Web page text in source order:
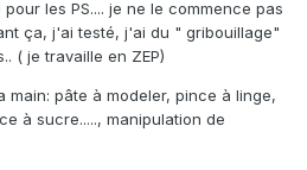
les PS.... je ne le commence pas
ça, j'ai testé, j'ai du " gribouillage"
( je travaille en ZEP)
main: pâte à modeler, pince à linge,
à sucre....., manipulation de